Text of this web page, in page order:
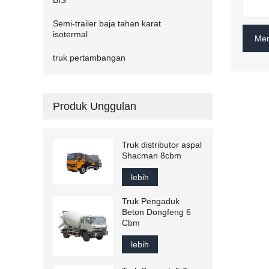
Semi-trailer baja tahan karat
isotermal
truk pertambangan
Produk Unggulan
Truk distributor aspal
Shacman 8cbm
lebih
Truk Pengaduk
Beton Dongfeng 6
Cbm
lebih